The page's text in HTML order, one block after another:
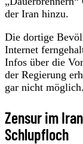
der Iran hinzu.
Die dortige
Internet
Infos über die
der Regierung
gar nicht möglich.
Zensur im
Schlupfloch